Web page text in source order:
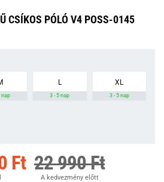
CSÍKOS PÓLÓ V4 POSS-0145
nap
L
3 - 5 nap
XL
3 - 5 nap
Ft 22 990 Ft
A kedvezmény előtt